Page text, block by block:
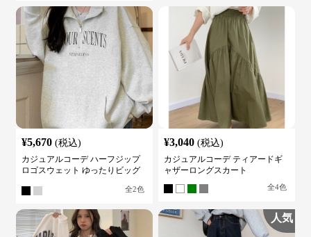
¥5,670 (税込)
カジュアルコーデ ハーフジップ
ロゴスウェット ゆったりビッグ
全2色
¥3,040 (税込)
カジュアルコーデ ティアードギ
ャザーロングスカート
全4色
人気